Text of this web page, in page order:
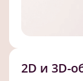
2D и 3D-